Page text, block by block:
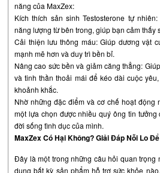
năng của MaxZex:
Kích thích sản sinh Testosterone tự
năng lượng từ bên trong, giúp bạn cảm thấy
Cải thiện lưu thông máu: Giúp dương vật
mạnh mẽ hơn và duy trì bền bỉ.
Nâng cao sức bền và giảm căng thẳng:
và tinh thần thoải mái để kéo dài cuộc
khoảnh khắc.
Nhờ những đặc điểm và cơ chế hoạt động
một lựa chọn được nhiều quý ông tin
đời sống tình dục của mình.
MaxZex Có Hại Không? Giải Đáp Nỗi Lo
Đây là một trong những câu hỏi quan trọng
dụng bất kỳ sản phẩm hỗ trợ sức khỏe